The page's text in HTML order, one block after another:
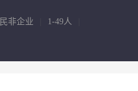
民非企业 1-49人